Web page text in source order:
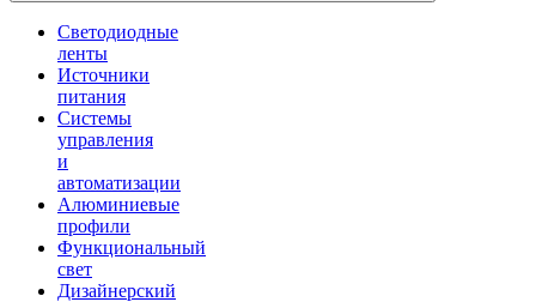
Светодиодные
ленты
Источники
питания
Системы
управления
и
автоматизации
Алюминиевые
профили
Функциональный
свет
Дизайнерский